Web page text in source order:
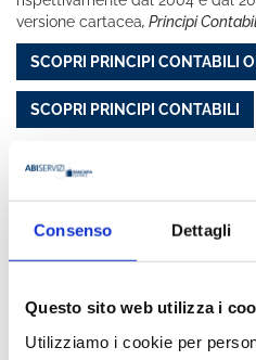
Consenso Dettagli
Questo sito web utilizza i
Utilizziamo i cookie per
versione cartacea, Principi
SCOPRI PRINCIPI CONTABILI
SCOPRI PRINCIPI CONTABILI
Pagamenti
Ilnuovo prodotto specialistico
dei pagamenti, mettendo a
documentazione della materia./